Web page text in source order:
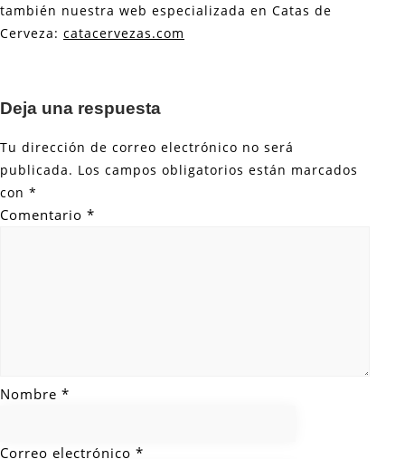
también nuestra web especializada en Catas de
Cerveza: catacervezas.com
Deja una respuesta
Tu dirección de correo electrónico no será
publicada. Los campos obligatorios están marcados
con *
Comentario *
Nombre *
Correo electrónico *